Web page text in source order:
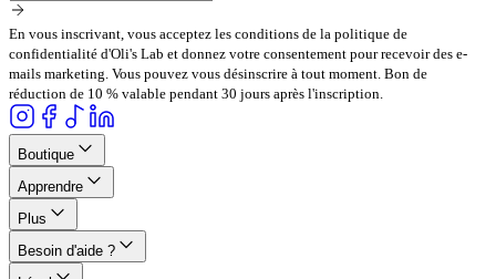
En vous inscrivant, vous acceptez les conditions de la politique de
confidentialité d'Oli's Lab et donnez votre consentement pour recevoir des e-
mails marketing. Vous pouvez vous désinscrire à tout moment. Bon de
réduction de 10 % valable pendant 30 jours après l'inscription.
Boutique
Apprendre
Plus
Besoin d'aide ?